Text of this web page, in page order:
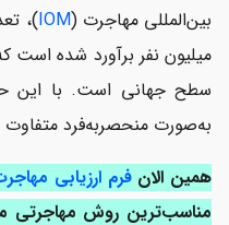
مهاجرت از طریق راه‌اندازی
شرایط مهاجرت
هزینه مهاجرت
بین‌المللی مهاجرت (IOM
میلیون نفر برآورد شده است
سطح جهانی است. با این
به‌صورت منحصربه‌فرد
همین الانفرم ارزیابی
مناسب‌ترین روش مهاجرتی